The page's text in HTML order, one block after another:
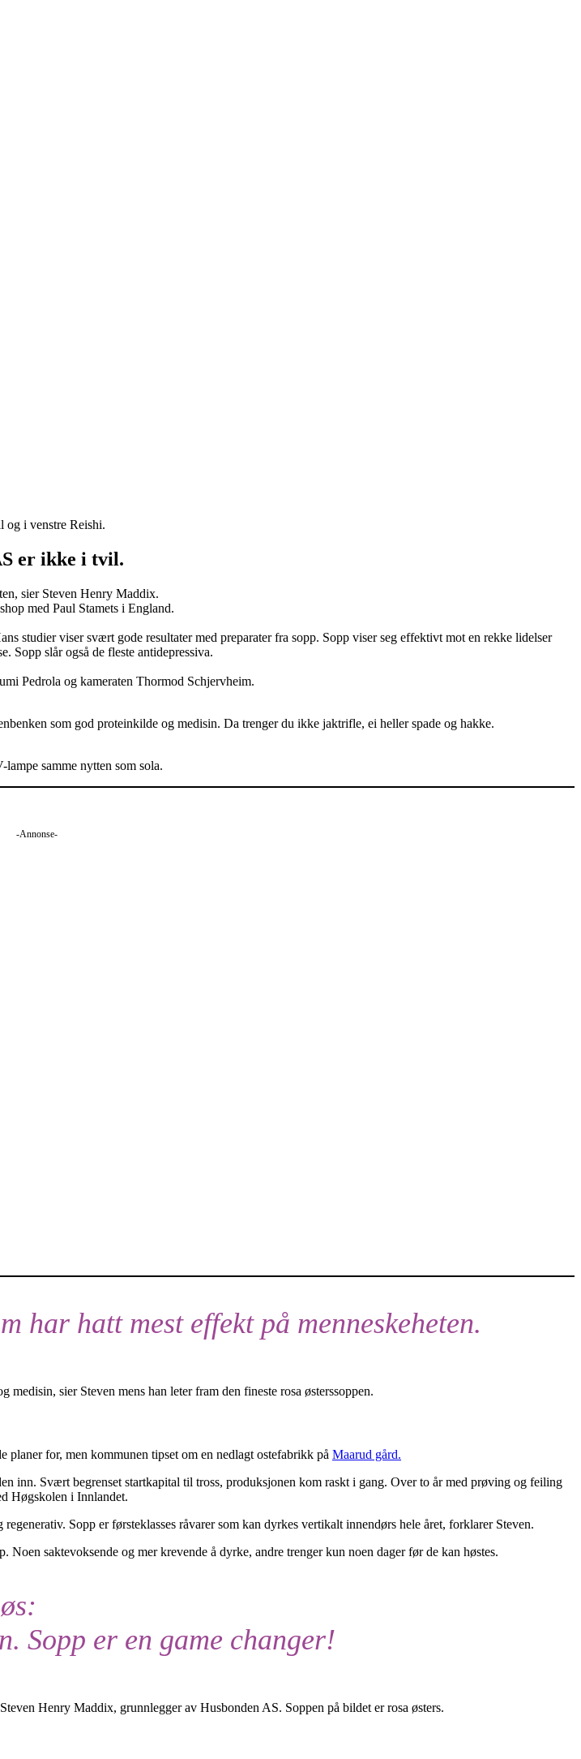
og i venstre Reishi.
er ikke i tvil.
sier Steven Henry Maddix.
med Paul Stamets i England.
studier viser svært gode resultater med preparater fra sopp. Sopp viser seg effektivt mot en rekke lidelser
Sopp slår også de fleste antidepressiva.
Pedrola og kameraten Thormod Schjervheim.
som god proteinkilde og medisin. Da trenger du ikke jaktrifle, ei heller spade og hakke.
samme nytten som sola.
-Annonse-
har hatt mest effekt på menneskeheten.
sier Steven mens han leter fram den fineste rosa østerssoppen.
planer for, men kommunen tipset om en nedlagt ostefabrikk på Maarud gård.
inn. Svært begrenset startkapital til tross, produksjonen kom raskt i gang. Over to år med prøving og feiling
Høgskolen i Innlandet.
Sopp er førsteklasses råvarer som kan dyrkes vertikalt innendørs hele året, forklarer Steven.
saktevoksende og mer krevende å dyrke, andre trenger kun noen dager før de kan høstes.
Sopp er en game changer!
Henry Maddix, grunnlegger av Husbonden AS. Soppen på bildet er rosa østers.